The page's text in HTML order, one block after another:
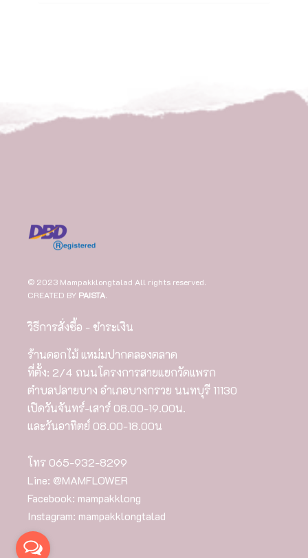
© 2023 Mampakklongtalad All rights reserved.
CREATED BY PAISTA.
วิธีการสั่งซื้อ - ชำระเงิน
ร้านดอกไม้ แหม่มปากคลองตลาด
ที่ตั้ง: 2/4 ถนนโครงการสายแยกวัดแพรก
ตำบลปลายบาง อำเภอบางกรวย นนทบุรี 11130
เปิดวันจันทร์-เสาร์ 08.00-19.00น.
และวันอาทิตย์ 08.00-18.00น
โทร 065-932-8299
Line: @MAMFLOWER
Facebook: mampakklong
Instagram: mampakklongtalad